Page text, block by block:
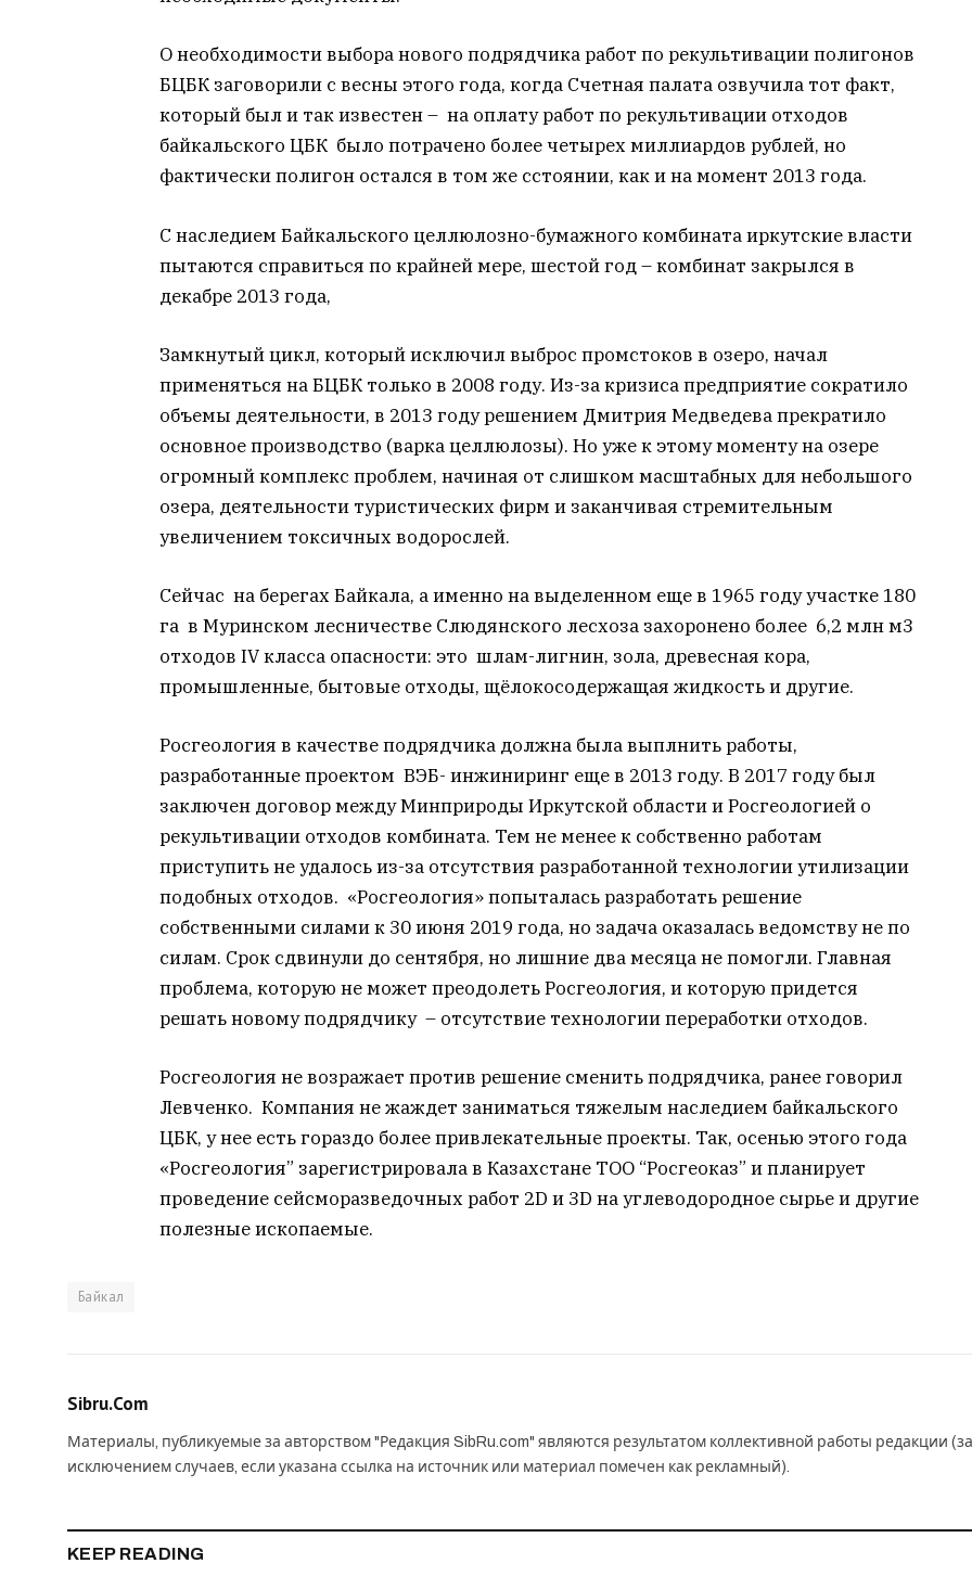
О необходимости выбора нового подрядчика работ по рекультивации полигонов
БЦБК заговорили с весны этого года, когда Счетная палата озвучила тот факт,
который был и так известен – на оплату работ по рекультивации отходов
байкальского ЦБК было потрачено более четырех миллиардов рублей, но
фактически полигон остался в том же сстоянии, как и на момент 2013 года.
С наследием Байкальского целлюлозно-бумажного комбината иркутские власти
пытаются справиться по крайней мере, шестой год – комбинат закрылся в
декабре 2013 года,
Замкнутый цикл, который исключил выброс промстоков в озеро, начал
применяться на БЦБК только в 2008 году. Из-за кризиса предприятие сократило
объемы деятельности, в 2013 году решением Дмитрия Медведева прекратило
основное производство (варка целлюлозы). Но уже к этому моменту на озере
огромный комплекс проблем, начиная от слишком масштабных для небольшого
озера, деятельности туристических фирм и заканчивая стремительным
увеличением токсичных водорослей.
Сейчас на берегах Байкала, а именно на выделенном еще в 1965 году участке 180
га в Муринском лесничестве Слюдянского лесхоза захоронено более 6,2 млн м3
отходов IV класса опасности: это шлам-лигнин, зола, древесная кора,
промышленные, бытовые отходы, щёлокосодержащая жидкость и другие.
Росгеология в качестве подрядчика должна была выплнить работы,
разработанные проектом ВЭБ- инжиниринг еще в 2013 году. В 2017 году был
заключен договор между Минприроды Иркутской области и Росгеологией о
рекультивации отходов комбината. Тем не менее к собственно работам
приступить не удалось из-за отсутствия разработанной технологии утилизации
подобных отходов. «Росгеология» попыталась разработать решение
собственными силами к 30 июня 2019 года, но задача оказалась ведомству не по
силам. Срок сдвинули до сентября, но лишние два месяца не помогли. Главная
проблема, которую не может преодолеть Росгеология, и которую придется
решать новому подрядчику – отсутствие технологии переработки отходов.
Росгеология не возражает против решение сменить подрядчика, ранее говорил
Левченко. Компания не жаждет заниматься тяжелым наследием байкальского
ЦБК, у нее есть гораздо более привлекательные проекты. Так, осенью этого года
«Росгеология” зарегистрировала в Казахстане ТОО “Росгеоказ” и планирует
проведение сейсморазведочных работ 2D и 3D на углеводородное сырье и другие
полезные ископаемые.
Байкал
Sibru.Com
Материалы, публикуемые за авторством "Редакция SibRu.com" являются результатом коллективной работы редакции (за
исключением случаев, если указана ссылка на источник или материал помечен как рекламный).
KEEP READING